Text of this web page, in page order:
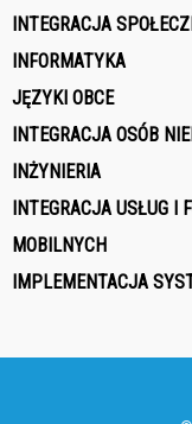
INTEGRACJA
INFORMATYKA
JĘZYKI OBCE
INTEGRACJA OSÓB
INŻYNIERIA
INTEGRACJA USŁUG I
MOBILNYCH
IMPLEMENTACJA